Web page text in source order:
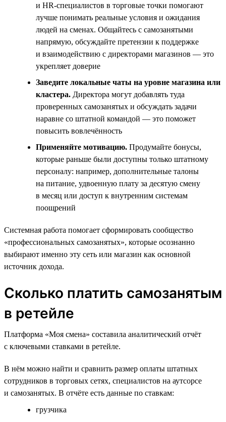
и HR‑специалистов в торговые точки помогают
лучше понимать реальные условия и ожидания
людей на сменах. Общайтесь с самозанятыми
напрямую, обсуждайте претензии к поддержке
и взаимодействию с директорами магазинов — это
укрепляет доверие
Заведите локальные чаты на уровне магазина или
кластера. Директора могут добавлять туда
проверенных самозанятых и обсуждать задачи
наравне со штатной командой — это поможет
повысить вовлечённость
Применяйте мотивацию. Продумайте бонусы,
которые раньше были доступны только штатному
персоналу: например, дополнительные талоны
на питание, удвоенную плату за десятую смену
в месяц или доступ к внутренним системам
поощрений
Системная работа помогает сформировать сообщество
«профессиональных самозанятых», которые осознанно
выбирают именно эту сеть или магазин как основной
источник дохода.
Сколько платить самозанятым
в ретейле
Платформа «Моя смена» составила аналитический отчёт
с ключевыми ставками в ретейле.
В нём можно найти и сравнить размер оплаты штатных
сотрудников в торговых сетях, специалистов на аутсорсе
и самозанятых. В отчёте есть данные по ставкам:
грузчика